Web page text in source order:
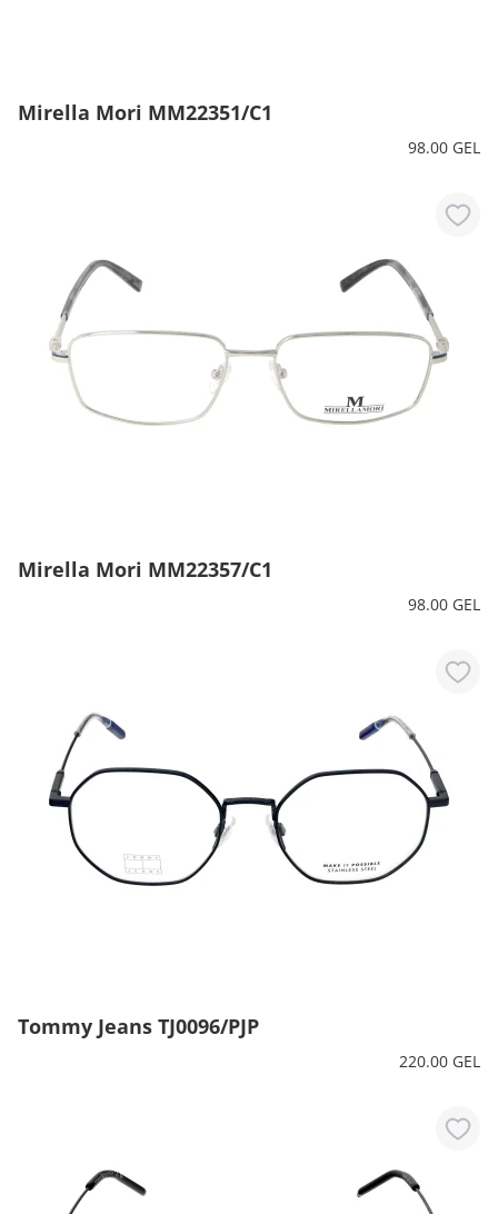
Mirella Mori MM22351/C1
98.00 GEL
Mirella Mori MM22357/C1
98.00 GEL
Tommy Jeans TJ0096/PJP
220.00 GEL